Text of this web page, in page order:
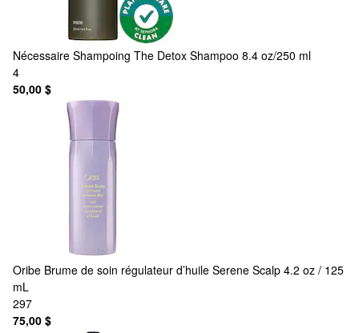
Nécessaire Shampoing The Detox Shampoo 8.4 oz/250 ml
4
50,00 $
Oribe Brume de soin régulateur d’huile Serene Scalp 4.2 oz / 125
mL
297
75,00 $